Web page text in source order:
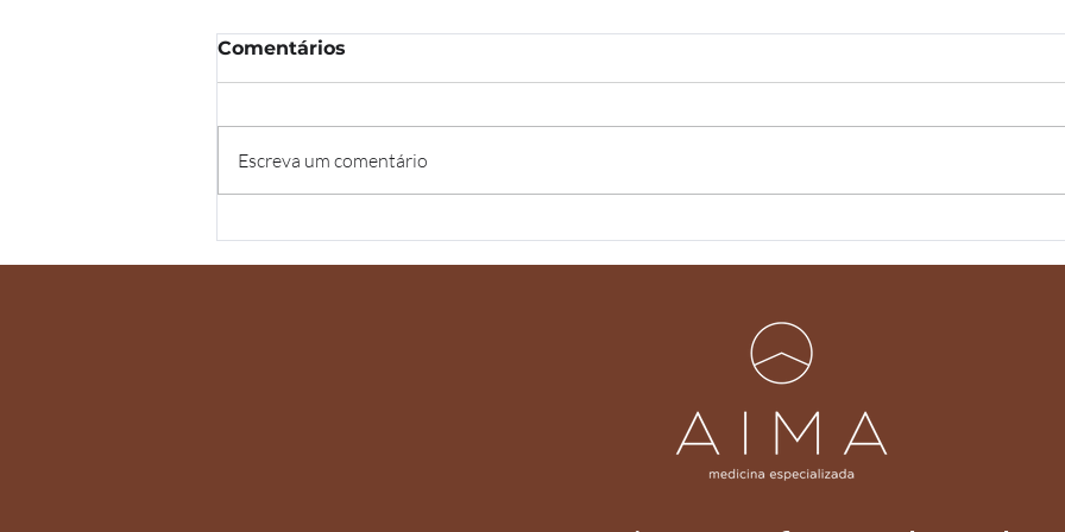
Comentários
Escreva um comentário